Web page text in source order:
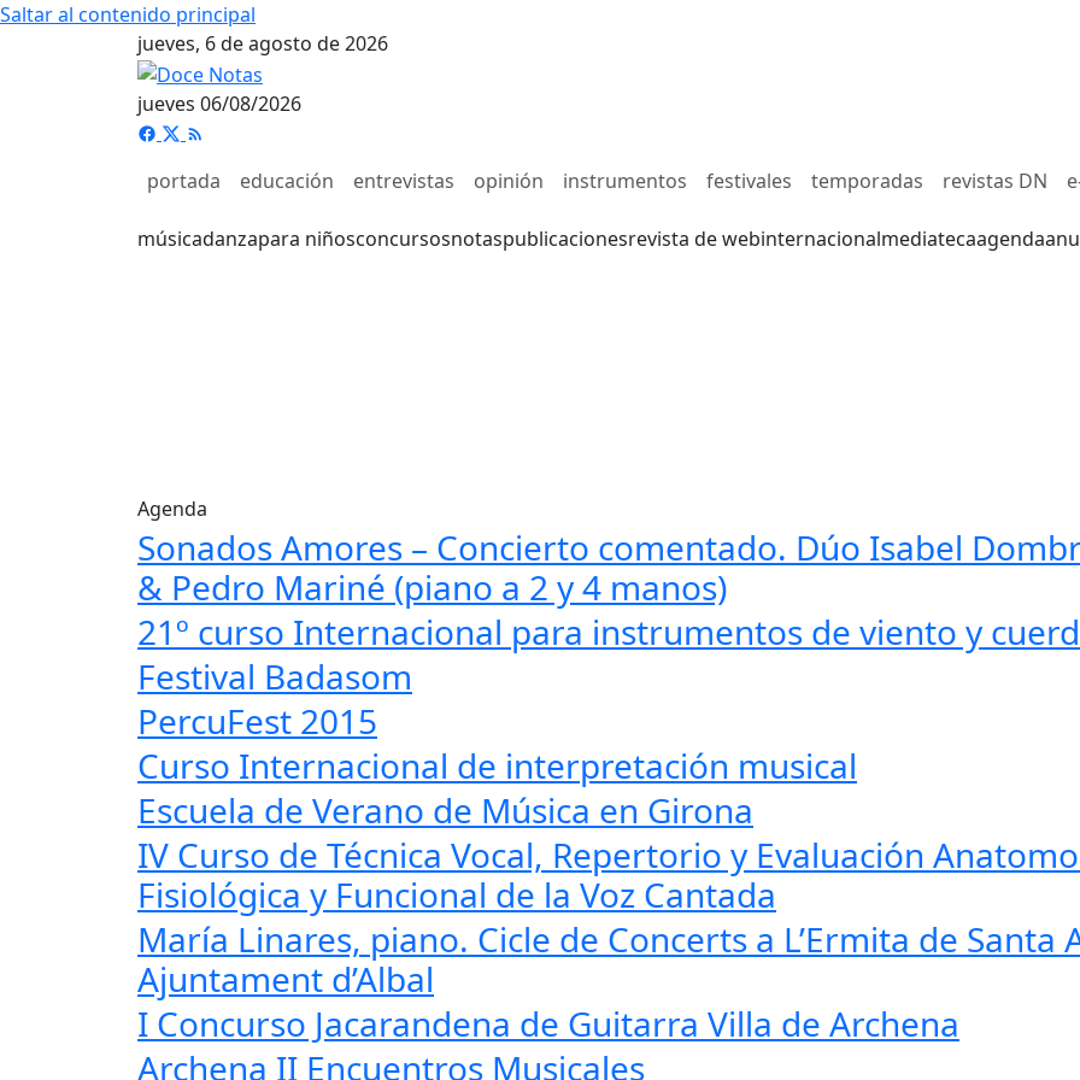
Saltar al contenido principal
jueves, 6 de agosto de 2026
jueves 06/08/2026
portada educación entrevistas opinión instrumentos festivales temporadas revistas DN
músicadanzapara niñosconcursosnotaspublicacionesrevista de webinternacionalmediatecaagenda
Agenda
Sonados Amores – Concierto comentado. Dúo Isabel
& Pedro Mariné (piano a 2 y 4 manos)
21º curso Internacional para instrumentos de viento y
Festival Badasom
PercuFest 2015
Curso Internacional de interpretación musical
Escuela de Verano de Música en Girona
IV Curso de Técnica Vocal, Repertorio y Evaluación
Fisiológica y Funcional de la Voz Cantada
María Linares, piano. Cicle de Concerts a L’Ermita de Santa
Ajuntament d’Albal
I Concurso Jacarandena de Guitarra Villa de Archena
Archena II Encuentros Musicales